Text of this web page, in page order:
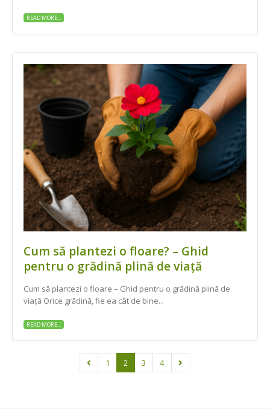
READ MORE...
Cum să plantezi o floare? – Ghid
pentru o grădină plină de viață
Cum să plantezi o floare – Ghid pentru o grădină plină de
viață Orice grădină, fie ea cât de bine...
READ MORE...
1 2 3 4